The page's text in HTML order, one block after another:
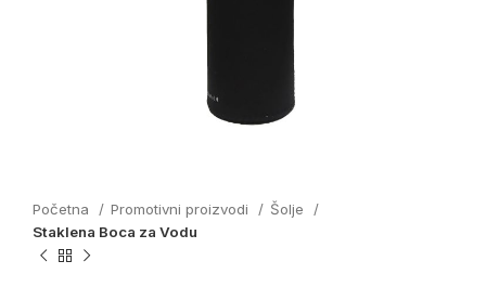
Početna Promotivni proizvodi
Šolje
Staklena Boca za Vodu